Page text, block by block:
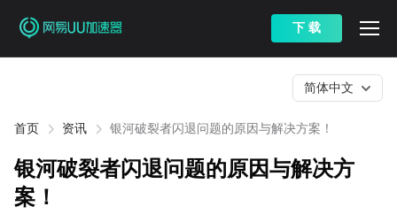
下 载
首页 资讯 银河破裂者闪退问题的原因与解决方案！
简体中文
银河破裂者闪退问题的原因与解决方
案！